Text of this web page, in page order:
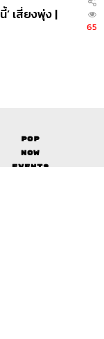
’ เสี่ยงพุ่ง |
65
Pop
Now
Events